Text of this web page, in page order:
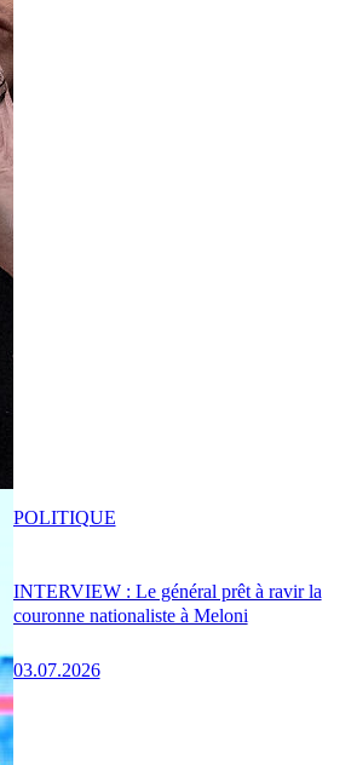
INTERVIEW : Le général prêt à ravir la
couronne nationaliste à Meloni
03.07.2026
POLITIQUE